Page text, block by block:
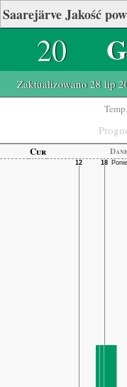
Saarejärve Jakość
20
Zaktualizowano 28 lip
Cur